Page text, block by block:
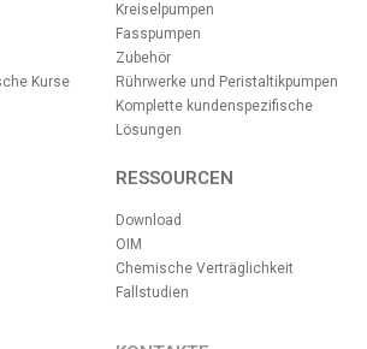
Kurse
Kreiselpumpen
Fasspumpen
Zubehör
Rührwerke und Peristaltikpumpen
Komplette kundenspezifische
Lösungen
RESSOURCEN
Download
OIM
Chemische Verträglichkeit
Fallstudien